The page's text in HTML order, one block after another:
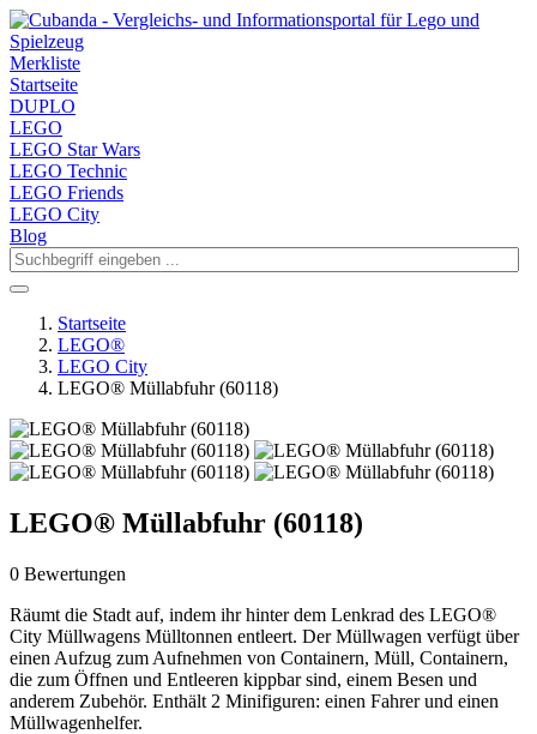
Merkliste
Startseite
DUPLO
LEGO
LEGO Star Wars
LEGO Technic
LEGO Friends
LEGO City
Blog
Startseite
LEGO®
LEGO City
LEGO® Müllabfuhr (60118)
LEGO® Müllabfuhr (60118)
0 Bewertungen
Räumt die Stadt auf, indem ihr hinter dem Lenkrad des LEGO®
City Müllwagens Mülltonnen entleert. Der Müllwagen verfügt über
einen Aufzug zum Aufnehmen von Containern, Müll, Containern,
die zum Öffnen und Entleeren kippbar sind, einem Besen und
anderem Zubehör. Enthält 2 Minifiguren: einen Fahrer und einen
Müllwagenhelfer.